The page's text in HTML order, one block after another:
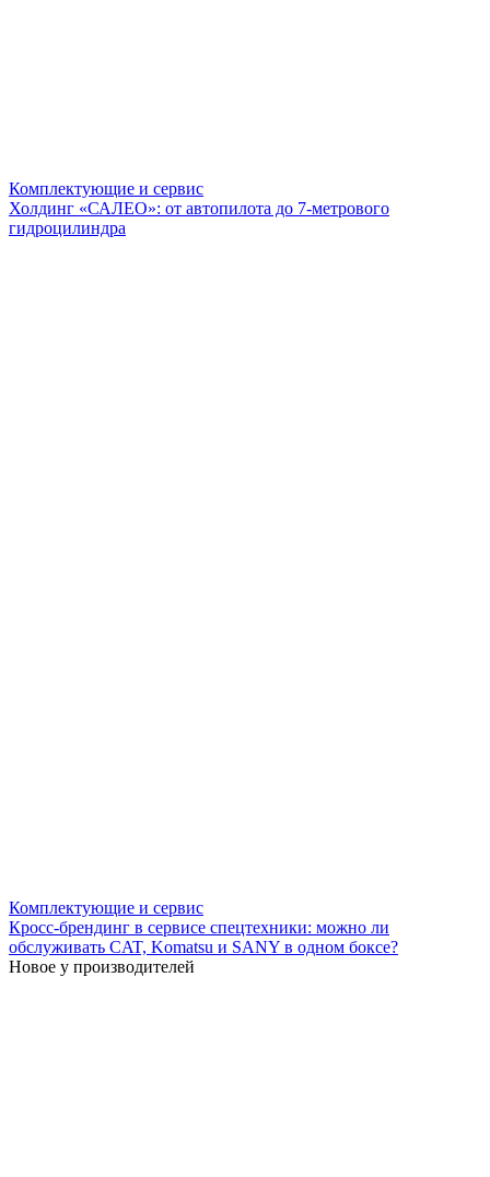
Комплектующие и сервис
Холдинг «САЛЕО»: от автопилота до 7-метрового
гидроцилиндра
Комплектующие и сервис
Кросс-брендинг в сервисе спецтехники: можно ли
обслуживать CAT, Komatsu и SANY в одном боксе?
Новое у производителей